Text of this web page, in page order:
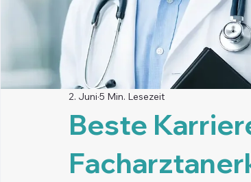
Beste
2. Juni 5 Min. Lesezeit